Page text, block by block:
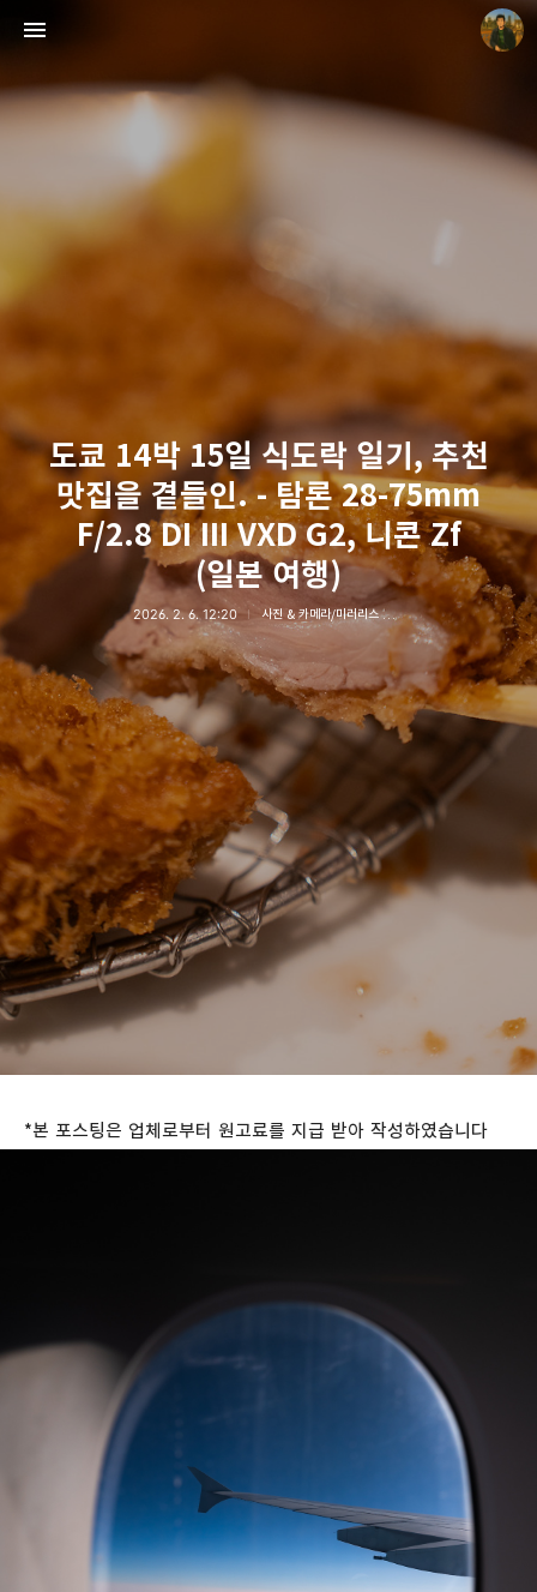
도쿄 14박 15일 식도락 일기, 추천
맛집을 곁들인. - 탐론 28-75mm
F/2.8 DI III VXD G2, 니콘 Zf
(일본 여행)
2026. 2. 6. 12:20 사진 & 카메라/미러리스 카메라
*본 포스팅은 업체로부터 원고료를 지급 받아 작성하였습니다